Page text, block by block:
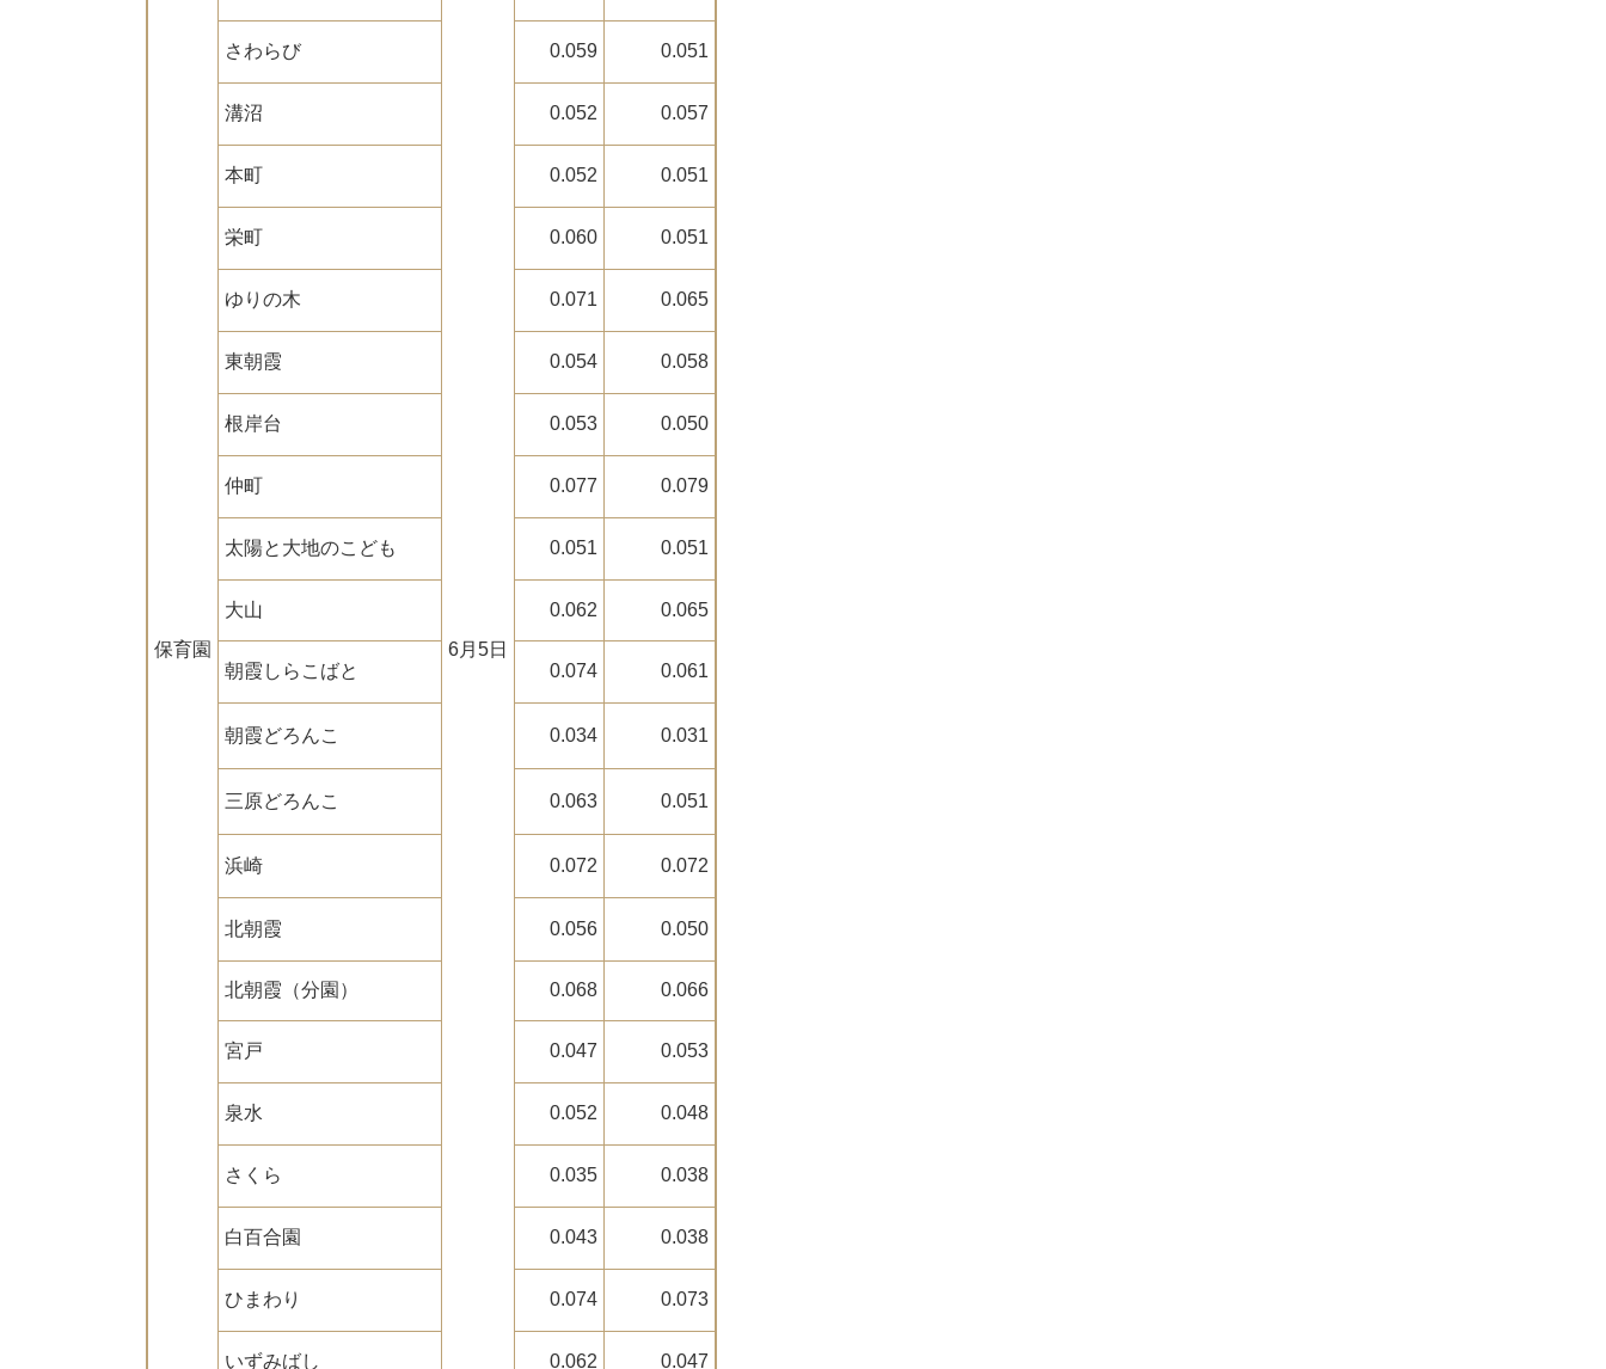
保育園 6月5日
さわらび 0.059 0.051
溝沼 0.052 0.057
本町 0.052 0.051
栄町 0.060 0.051
ゆりの木 0.071 0.065
東朝霞 0.054 0.058
根岸台 0.053 0.050
仲町 0.077 0.079
太陽と大地のこども 0.051 0.051
大山 0.062 0.065
朝霞しらこばと 0.074 0.061
朝霞どろんこ 0.034 0.031
三原どろんこ 0.063 0.051
浜崎 0.072 0.072
北朝霞 0.056 0.050
北朝霞（分園） 0.068 0.066
宮戸 0.047 0.053
泉水 0.052 0.048
さくら 0.035 0.038
白百合園 0.043 0.038
ひまわり 0.074 0.073
いずみばし 0.062 0.047